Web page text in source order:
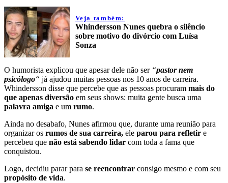
Veja também:
Whindersson Nunes quebra o silêncio
sobre motivo do divórcio com Luísa
Sonza
O humorista explicou que apesar dele não ser“pastor nem
psicólogo“ já ajudou muitas pessoas nos 10 anos de carreira.
Whindersson disse que percebe que as pessoas procuram mais do
que apenas diversão em seus shows: muita gente busca uma
palavra amiga e um rumo.
Ainda no desabafo, Nunes afirmou que, durante uma reunião para
organizar os rumos de sua carreira, ele parou para refletir e
percebeu que não está sabendo lidar com toda a fama que
conquistou.
Logo, decidiu parar para se reencontrar consigo mesmo e com seu
propósito de vida.